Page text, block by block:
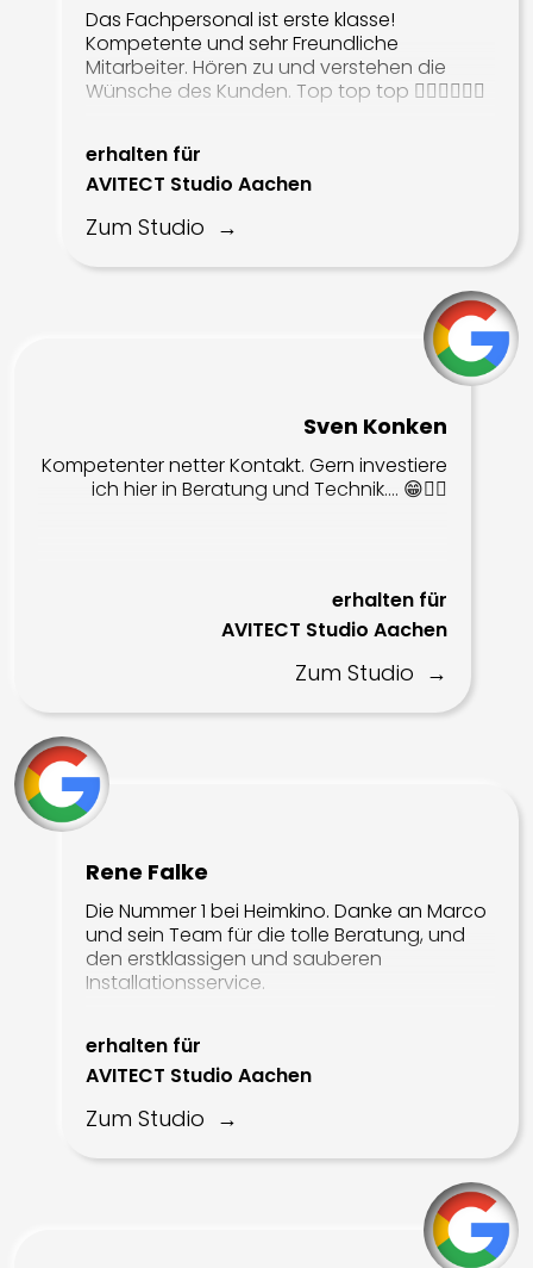
Das Fachpersonal ist erste klasse!
Kompetente und sehr Freundliche
Mitarbeiter. Hören zu und verstehen die
Wünsche des Kunden. Top top top 👍🏻👍🏻👍🏻
erhalten für
AVITECT Studio Aachen
Zum Studio
Sven Konken
Kompetenter netter Kontakt. Gern investiere
ich hier in Beratung und Technik…. 😁👍🏻
erhalten für
AVITECT Studio Aachen
Zum Studio
Rene Falke
Die Nummer 1 bei Heimkino. Danke an Marco
und sein Team für die tolle Beratung, und
den erstklassigen und sauberen
Installationsservice.
erhalten für
AVITECT Studio Aachen
Zum Studio